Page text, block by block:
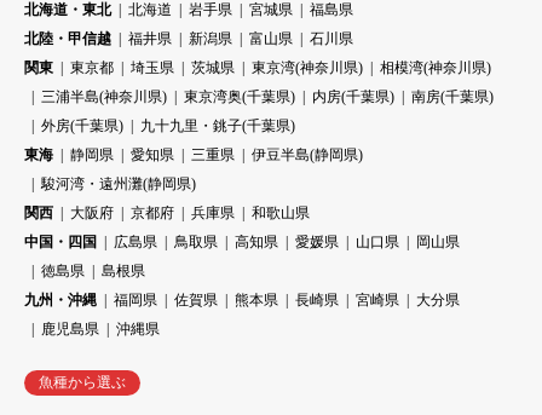
北海道・東北 北海道 岩手県 宮城県
福島県
北陸・甲信越
福井県 新潟県 富山県
石川県
関東
東京都 埼玉県 茨城県 東京湾(神奈川県)
相模湾(神奈川県)
三浦半島(神奈川県)
東京湾奥(千葉県) 内房(千葉県)
南房(千葉県)
外房(千葉県)
九十九里・銚子(千葉県)
東海
静岡県 愛知県 三重県
伊豆半島(静岡県)
駿河湾・遠州灘(静岡県)
関西
大阪府 京都府 兵庫県
和歌山県
中国・四国
広島県 鳥取県 高知県 愛媛県 山口県
岡山県
徳島県
島根県
九州・沖縄
福岡県 佐賀県 熊本県 長崎県 宮崎県
大分県
鹿児島県
沖縄県
魚種から選ぶ